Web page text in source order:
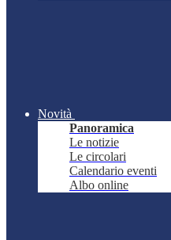
Novità
Panoramica
Le notizie
Le circolari
Calendario eventi
Albo online